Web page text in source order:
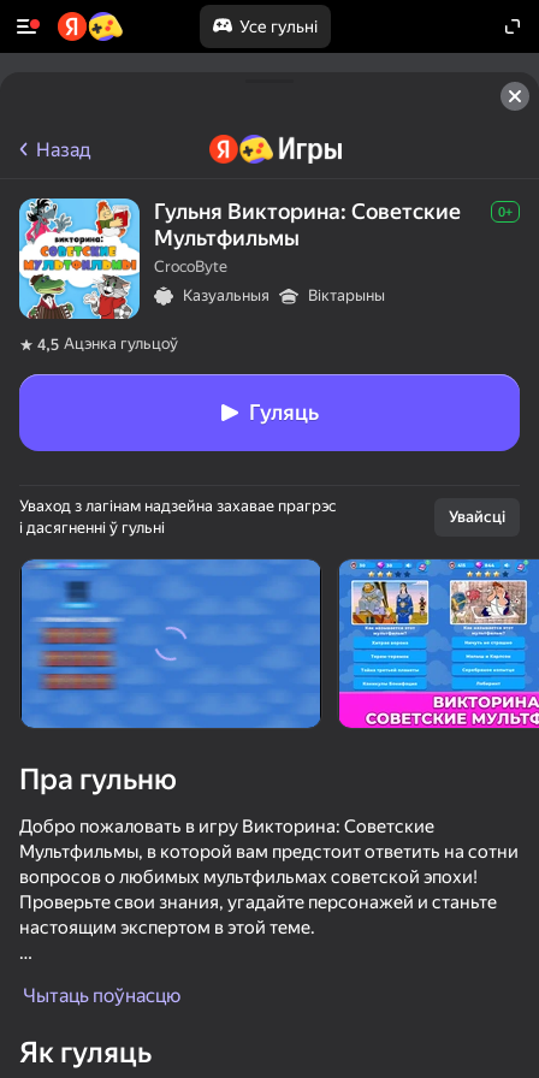
Усе гульні
нават тыя, хто «не гуляе»
МКАД: вклинься в поток Вордис
Назад
Гульня Викторина: Советские
Мультфильмы
0+
CrocoByte
Казуальныя
Віктарыны
4,5 Ацэнка гульцоў
Гуляць
Уваход з лагінам надзейна захавае прагрэс
і дасягненні ў гульні
Увайсці
Пра гульню
Добро пожаловать в игру Викторина: Советские
Мультфильмы, в которой вам предстоит ответить на сотни
вопросов о любимых мультфильмах советской эпохи!
Проверьте свои знания, угадайте персонажей и станьте
настоящим экспертом в этой теме.
коллекционные фигурки, которые скрыты в сундуках.
к сундукам и откройте их все, чтобы найти эти
Чытаць поўнасцю
Як гуляць